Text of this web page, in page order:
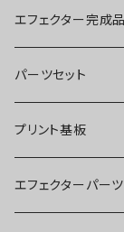
ブースター
オーバードライブ
ディストーション
ファズ
エフェクター完成品
ブースター
オーバードライブ
ディストーション
パーツセット
ブースター
オーバードライブ
プリント基板
オーバードライブ
エフェクターパーツ